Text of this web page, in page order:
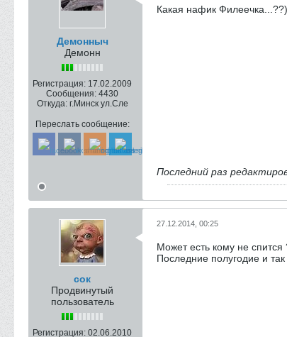
Демонныч
Демонн
Регистрация: 17.02.2009
Сообщения: 4430
Откуда: г.Минск ул.Сле
Переслать сообщение:
Какая нафик
Последний раз
сок
Продвинутый
пользователь
Регистрация: 02.06.2010
27.12.2014, 00:25
Может есть кому не спится
Последние полугодие и